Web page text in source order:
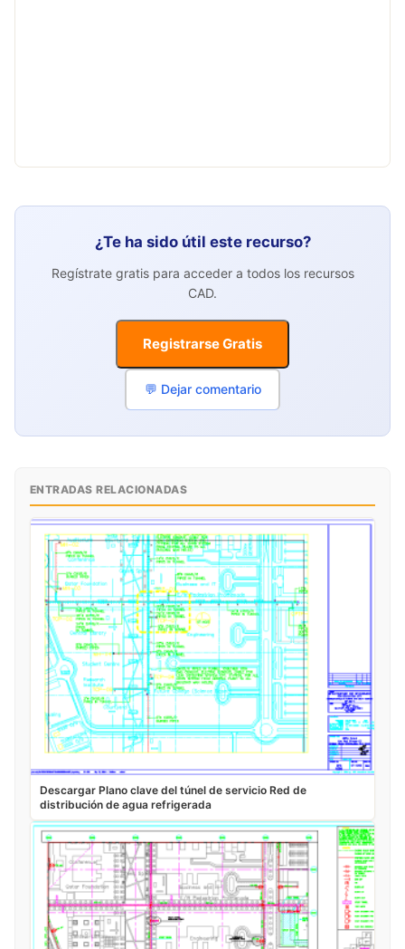
¿Te ha sido útil este recurso?
Regístrate gratis para acceder a todos los recursos
CAD.
Registrarse Gratis
💬 Dejar comentario
ENTRADAS RELACIONADAS
Descargar Plano clave del túnel de servicio Red de
distribución de agua refrigerada